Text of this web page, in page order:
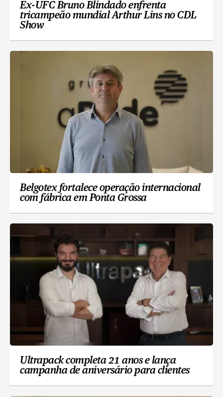
Ex-UFC Bruno Blindado enfrenta
tricampeão mundial Arthur Lins no CDL
Show
Belgotex fortalece operação internacional
com fábrica em Ponta Grossa
Ultrapack completa 21 anos e lança
campanha de aniversário para clientes